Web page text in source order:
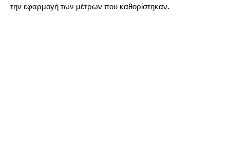
την εφαρμογή των μέτρων που καθορίστηκαν.